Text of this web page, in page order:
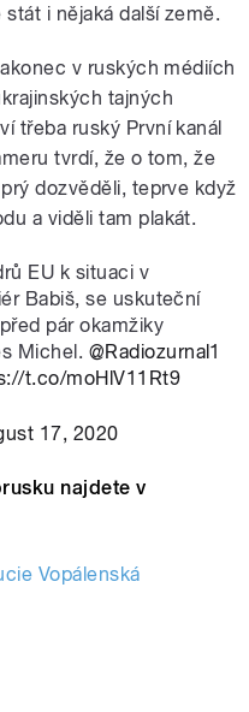
i nějaká další země.
v ruských médiích
tajných
třeba ruský První kanál
tvrdí, že o tom, že
dozvěděli, teprve když
a viděli tam plakát.
EU k situaci v
Babiš, se uskuteční
pár okamžiky
Michel. @Radiozurnal1
t.co/moHlV11Rt9
17, 2020
najdete v
Vopálenská